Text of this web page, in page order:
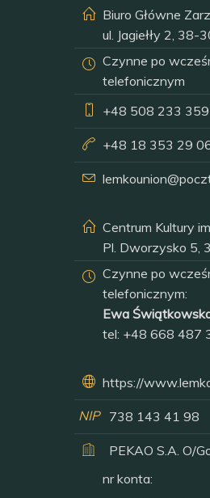
Biuro Główne
ul. Jagiełły 2, 38-
Czynne po
telefonicznym
+48 508 233 359
+48 18 353 29
Centrum Kultury
Pl. Dworzysko 5,
Czynne po
telefonicznym:
Ewa
tel: +48 668 487
https://
NIP 738 143 41 98
PEKAO S.A. O/
nr konta: